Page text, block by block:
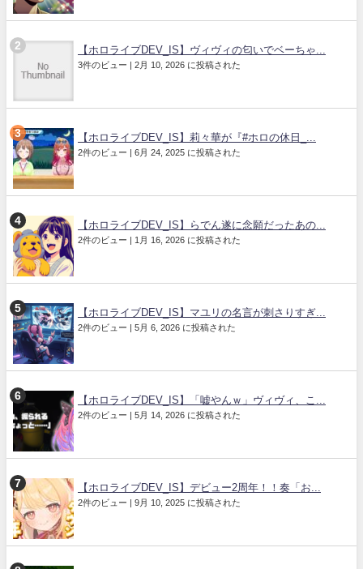
【ホロライブDEV_IS】ヴィヴィの匂いでベーちゃ...
3件のビュー 2月 10, 2026 に投稿された
【ホロライブDEV_IS】莉々華が『#ホロの休日_...
2件のビュー 6月 24, 2025 に投稿された
【ホロライブDEV_IS】らでん遂に念願だったあの...
2件のビュー 1月 16, 2026 に投稿された
【ホロライブDEV_IS】マユリの名言が刺さりすぎ...
2件のビュー 5月 6, 2026 に投稿された
【ホロライブDEV_IS】「嘘やんｗ」ヴィヴィ、こ...
2件のビュー 5月 14, 2026 に投稿された
【ホロライブDEV_IS】デビュー2周年！！奏「お...
2件のビュー 9月 10, 2025 に投稿された